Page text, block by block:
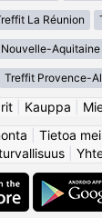
La Réunion
Aquitaine
Treffit Provence-
Kauppa
Tietoa